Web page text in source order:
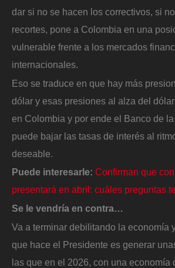
dar si no se hacen los correctivos, si
recortes, pone a Colombia en una
vulnerable frente a los mercados
internacionales.
Eso se traduce en que hay más
dólar y esas presiones al alza del
en Colombia y por ende el Banco de
puede bajar las tasas de interés al
deseable.
Puede interesarle: Confirman que
presentará en abril: cuáles preguntas
Se le vendría en contra…
Va a terminar debilitando la economía
que hace el Presidente es generar
las que en el 2026, con una economía